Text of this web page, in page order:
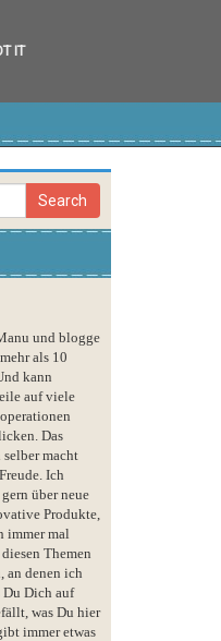
und blogge
als 10
kann
auf viele
Das
macht
Ich
über neue
Produkte,
immer mal
Themen
an denen ich
Du Dich auf
was Du hier
immer etwas
IT